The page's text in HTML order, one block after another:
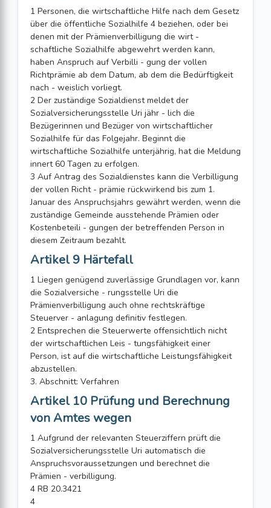
1 Personen, die wirtschaftliche Hilfe nach dem Gesetz
über die öffentliche Sozialhilfe 4 beziehen, oder bei
denen mit der Prämienverbilligung die wirt -
schaftliche Sozialhilfe abgewehrt werden kann,
haben Anspruch auf Verbilli - gung der vollen
Richtprämie ab dem Datum, ab dem die Bedürftigkeit
nach - weislich vorliegt.
2 Der zuständige Sozialdienst meldet der
Sozialversicherungsstelle Uri jähr - lich die
Bezügerinnen und Bezüger von wirtschaftlicher
Sozialhilfe für das Folgejahr. Beginnt die
wirtschaftliche Sozialhilfe unterjährig, hat die Meldung
innert 60 Tagen zu erfolgen.
3 Auf Antrag des Sozialdienstes kann die Verbilligung
der vollen Richt - prämie rückwirkend bis zum 1.
Januar des Anspruchsjahrs gewährt werden, wenn die
zuständige Gemeinde ausstehende Prämien oder
Kostenbeteili - gungen der betreffenden Person in
diesem Zeitraum bezahlt.
Artikel 9 Härtefall
1 Liegen genügend zuverlässige Grundlagen vor, kann
die Sozialversiche - rungsstelle Uri die
Prämienverbilligung auch ohne rechtskräftige
Steuerver - anlagung definitiv festlegen.
2 Entsprechen die Steuerwerte offensichtlich nicht
der wirtschaftlichen Leis - tungsfähigkeit einer
Person, ist auf die wirtschaftliche Leistungsfähigkeit
abzustellen.
3. Abschnitt: Verfahren
Artikel 10 Prüfung und Berechnung
von Amtes wegen
1 Aufgrund der relevanten Steuerziffern prüft die
Sozialversicherungsstelle Uri automatisch die
Anspruchsvoraussetzungen und berechnet die
Prämien - verbilligung.
4 RB 20.3421
4